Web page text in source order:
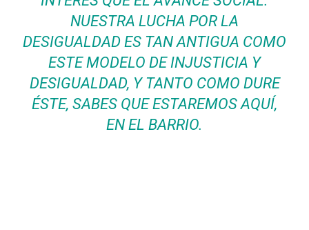
NUESTRA LUCHA POR LA
DESIGUALDAD ES TAN ANTIGUA COMO
ESTE MODELO DE INJUSTICIA Y
DESIGUALDAD, Y TANTO COMO DURE
ÉSTE, SABES QUE ESTAREMOS AQUÍ,
EN EL BARRIO.